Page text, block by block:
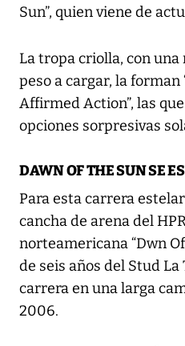
Sun”, quien viene de
La tropa criolla, con
peso a cargar, la forman
Affirmed Action”, las
opciones sorpresivas
DAWN OF THE SUN SE
Para esta carrera
cancha de arena del
norteamericana “Dwn
de seis años del Stud
carrera en una larga
2006.